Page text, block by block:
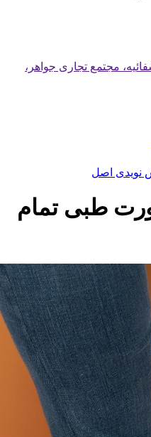
مجتمع تجاری جواهر،
نویدی اصل
طبی تمام